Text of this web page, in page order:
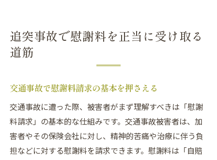
交通事故被害時に弁護士へ相談する利点とは
交通事故相談で弁護士を活用する理由
相談時に押さえておくべき質問ポイント
弁護士基準適用で補償内容はどう変わる
むちうち症状と慰謝料請求の重要な関係性
交通事故によるむちうち被害の特徴とは
追突事故で慰謝料を正当に受け取る
道筋
交通事故で慰謝料請求の基本を押さえる
交通事故に遭った際、被害者がまず理解すべきは「慰謝
料請求」の基本的な仕組みです。交通事故被害者は、加
害者やその保険会社に対し、精神的苦痛や治療に伴う負
担などに対する慰謝料を請求できます。慰謝料は「自賠